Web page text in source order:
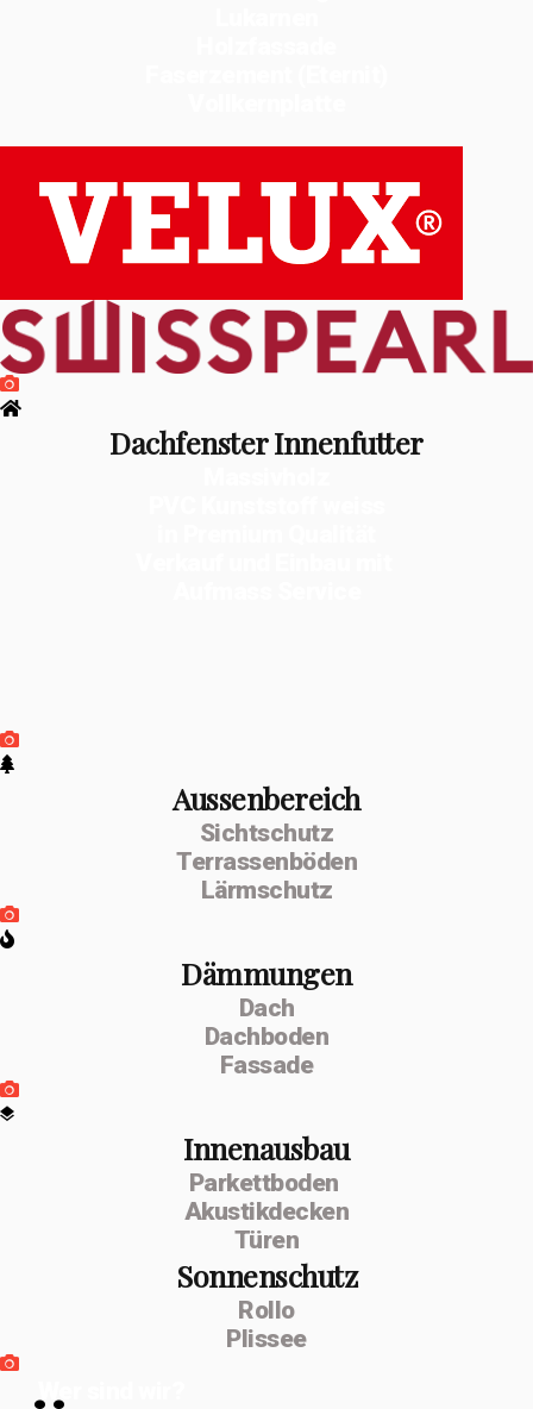
Dachfenster Innenfutter
Aussenbereich
Sichtschutz
Terrassenböden
Lärmschutz
Dämmungen
Dach
Dachboden
Fassade
Innenausbau
Parkettboden
Akustikdecken
Türen
Sonnenschutz
Rollo
Plissee